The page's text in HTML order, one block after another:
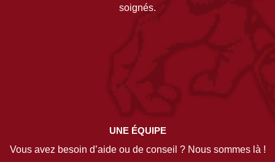
soignés.
UNE ÉQUIPE
Vous avez besoin d’aide ou de conseil ? Nous sommes là !